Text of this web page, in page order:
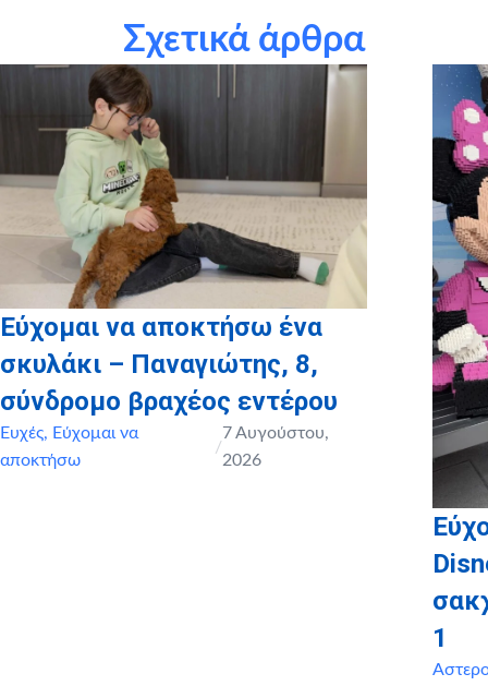
Πλαίσιο, Memoirs, Digital Wave, Craftbox, Μαρία Μπίτσιου
(ζαχαροτέχνης), Τώνια Δαλαμπύρα (ζαχαροτέχνης), Το
Κέντρον, Δημήτρης Φιντιρίκος, MyIkona
την εταιρεία Craftbox.gr για την αποστολή birthday box σε
Σχετικά άρθρα
Εύχομαι να αποκτήσω ένα
σκυλάκι – Παναγιώτης, 8,
σύνδρομο βραχέος εντέρου
Ευχές, Εύχομαι να
αποκτήσω
/
7 Αυγούστου,
2026
1